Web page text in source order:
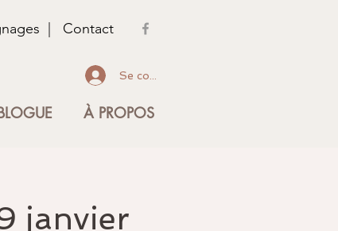
Contact
Se connecter
À PROPOS
janvier